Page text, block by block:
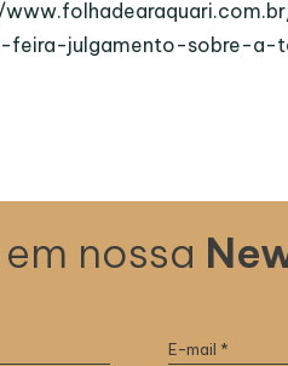
feira-julgamento-sobre-a-
nossa